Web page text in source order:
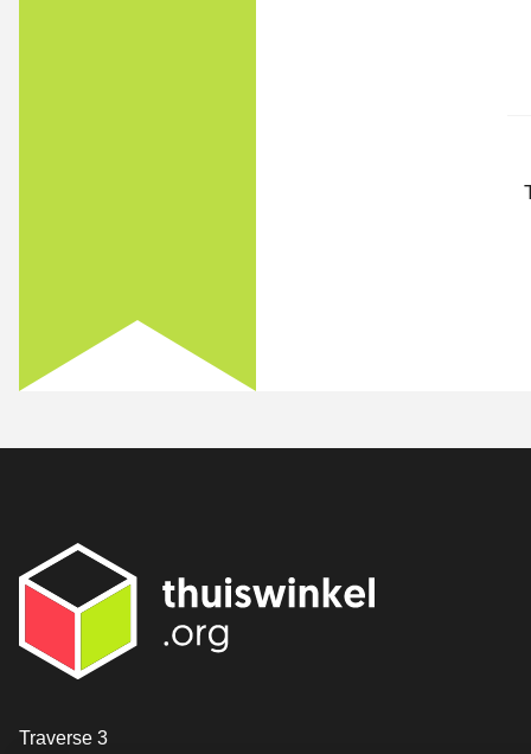
[_General:Contact]
Traverse 3